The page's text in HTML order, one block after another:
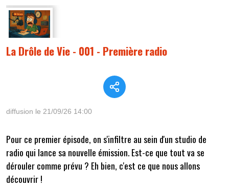
La Drôle de Vie - 001 - Première radio
diffusion le 21/09/26 14:00
Pour ce premier épisode, on s'infiltre au sein d'un studio de
radio qui lance sa nouvelle émission. Est-ce que tout va se
dérouler comme prévu ? Eh bien, c'est ce que nous allons
découvrir !